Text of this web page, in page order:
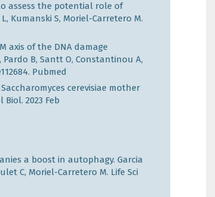
assess the potential role of
Kumanski S, Moriel-Carretero M.
axis of the DNA damage
Pardo B, Santt O, Constantinou A,
Pubmed
Saccharomyces cerevisiae mother
2023 Feb
a boost in autophagy. Garcia
C, Moriel-Carretero M. Life Sci